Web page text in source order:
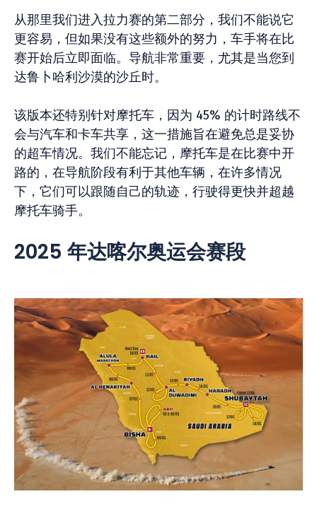
从那里我们进入拉力赛的第二部分，我们不能说它
更容易，但如果没有这些额外的努力，车手将在比
赛开始后立即面临。导航非常重要，尤其是当您到
达鲁卜哈利沙漠的沙丘时。
该版本还特别针对摩托车，因为 45% 的计时路线不
会与汽车和卡车共享，这一措施旨在避免总是妥协
的超车情况。我们不能忘记，摩托车是在比赛中开
路的，在导航阶段有利于其他车辆，在许多情况
下，它们可以跟随自己的轨迹，行驶得更快并超越
摩托车骑手。
2025 年达喀尔奥运会赛段